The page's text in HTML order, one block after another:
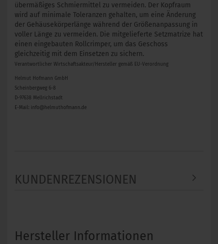
übermäßiges Schmiermittel zu vermeiden. Der Kopfraum
wird auf minimale Toleranzen gehalten, um eine Änderung
der Gehäusekörperlänge während der Größenanpassung in
voller Länge zu vermeiden. Die mitgelieferte Setzmatrize hat
einen eingebauten Rollcrimper, um das Geschoss
gleichzeitig mit dem Einsetzen zu sichern.
Verantwortlicher Wirtschaftsakteur/Hersteller gemäß EU-Verordnung
Helmut Hofmann GmbH
Scheinbergweg 6-8
D-97638 Mellrichstadt
E-Mail: info@helmuthofmann.de
KUNDENREZENSIONEN
Hersteller Informationen